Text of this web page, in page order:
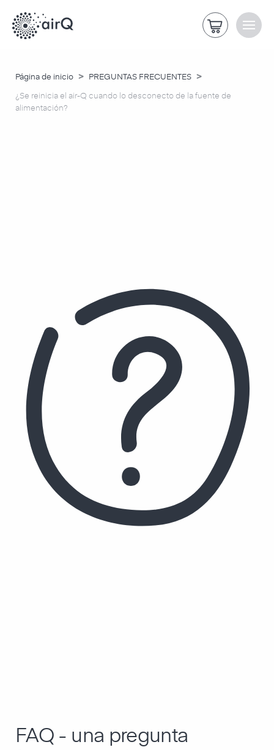
Página de inicio > PREGUNTAS FRECUENTES >
¿Se reinicia el air-Q cuando lo desconecto de la fuente de
alimentación?
FAQ - una pregunta